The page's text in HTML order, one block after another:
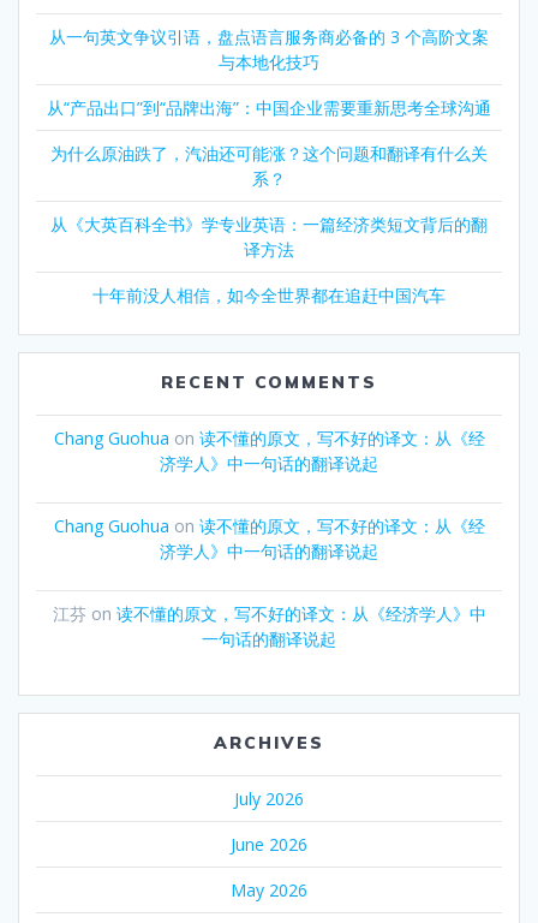
从一句英文争议引语，盘点语言服务商必备的 3 个高阶文案
与本地化技巧
从“产品出口”到“品牌出海”：中国企业需要重新思考全球沟通
为什么原油跌了，汽油还可能涨？这个问题和翻译有什么关
系？
从《大英百科全书》学专业英语：一篇经济类短文背后的翻
译方法
十年前没人相信，如今全世界都在追赶中国汽车
RECENT COMMENTS
Chang Guohua on 读不懂的原文，写不好的译文：从《经
济学人》中一句话的翻译说起
Chang Guohua on 读不懂的原文，写不好的译文：从《经
济学人》中一句话的翻译说起
江芬 on 读不懂的原文，写不好的译文：从《经济学人》中
一句话的翻译说起
ARCHIVES
July 2026
June 2026
May 2026